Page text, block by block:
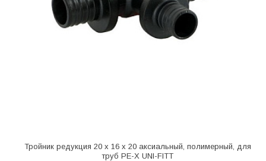
Тройник редукция 20 x 16 x 20 аксиальный, полимерный, для
труб PE-X UNI-FITT